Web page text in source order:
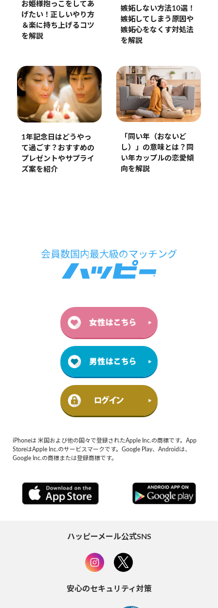
お姫様抱っこをしてあ
げたい！正しいやり方
＆楽に持ち上げるコツ
を解説
嫉妬しない方法10選！
嫉妬してしまう原因や
嫉妬心をなくす対処法
を解説
1年記念日はどうやっ
て過ごす？おすすめの
プレゼントやサプライ
ズ案を紹介
「同い年（おないど
し）」の意味とは？同
い年カップルの恋愛傾
向を解説
iPhoneは 米国および他の国々で登録されたApple Inc.の商標です。App
StoreはApple Inc.のサービスマークです。Google Play、Androidは、
Google Inc.の商標または登録商標です。
ハッピーメール公式SNS
安心のセキュリティ対策